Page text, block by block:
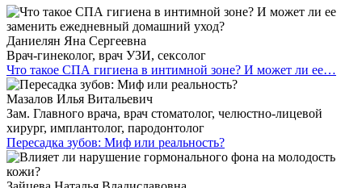
Даниелян Яна Сергеевна
Врач-гинеколог, врач УЗИ, сексолог
Что такое СПА гигиена в интимной зоне? И может ли ее…
Мазалов Илья Витальевич
Зам. Главного врача, врач стоматолог, челюстно-лицевой
хирург, имплантолог, пародонтолог
Пересадка зубов: Миф или реальность?